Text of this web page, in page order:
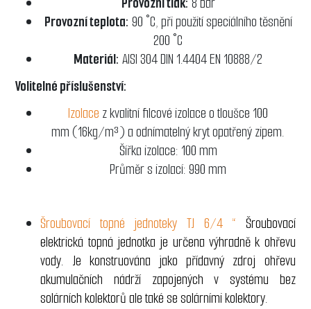
Provozní teplota: 90 °C, při použití speciálního těsnění
200 °C
Materiál: AISI 304 DIN 1.4404 EN 10888/2
Volitelné příslušenství:
Izolace z kvalitní filcové izolace o tloušce 100
mm (16kg/m³) a odnímatelný kryt opatřený zipem.
Šířka izolace: 100 mm
Průměr s izolací: 990 mm
Šroubovací topné jednoteky TJ 6/4 “ Šroubovací
elektrická topná jednotka je určena výhradně k ohřevu
vody. Je konstruována jako přídavný zdroj ohřevu
akumulačních nádrží zapojených v systému bez
solárních kolektorů ale také se solárními kolektory.